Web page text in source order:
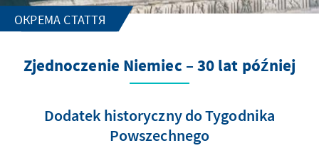
ОКРЕМА СТАТТЯ
Zjednoczenie Niemiec – 30 lat później
Dodatek historyczny do Tygodnika
Powszechnego